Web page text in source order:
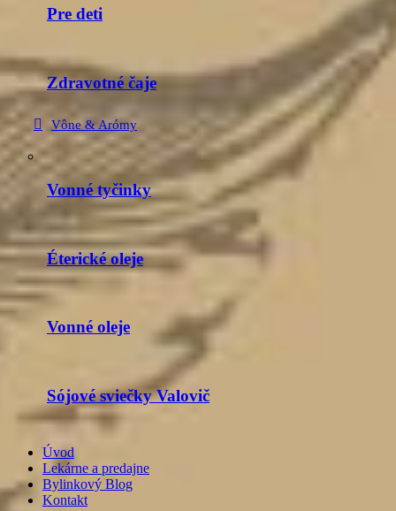
Pre deti
Zdravotné čaje
Vône & Arómy
Vonné tyčinky
Éterické oleje
Vonné oleje
Sójové sviečky Valovič
Úvod
Lekárne a predajne
Bylinkový Blog
Kontakt